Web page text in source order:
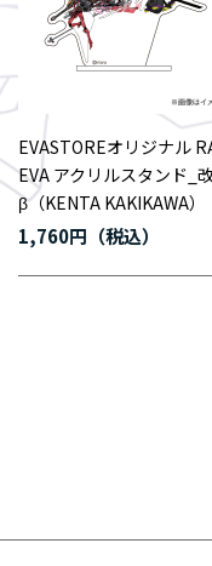
EVASTOREオリジナル
EVA アクリルスタンド_
β（KENTA KAKIKAWA）
1,760円